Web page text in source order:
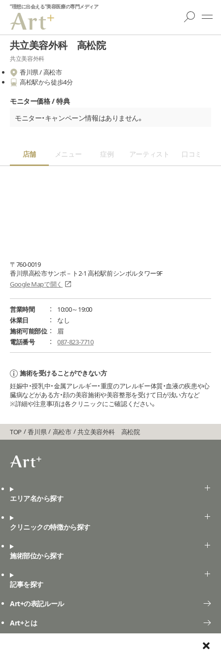
”理想に出会える”美容医療の専門メディア
共立美容外科 高松院
共立美容外科
香川県 / 高松市
高松駅から徒歩4分
モニター価格 / 特典
モニター・キャンペーン情報はありません。
店舗 メニュー 症例 アーティスト 口コミ
〒760-0019
香川県高松市サンポ－ト2-1 高松駅前シンボルタワー9F
Google Mapで開く
営業時間
10:00～19:00
休業日
なし
施術可能部位
眉
電話番号
087-823-7710
施術を受けることができない方
妊娠中・授乳中・金属アレルギー・重度のアレルギー体質・血液の疾患や心
臓病などがある方・顔の美容施術や美容整形を受けて日が浅い方など
※詳細や注意事項は各クリニックにご確認ください。
TOP 香川県 高松市 共立美容外科 高松院
エリア名から探す
クリニックの特徴から探す
施術部位から探す
記事を探す
Art+の表記ルール
Art+とは